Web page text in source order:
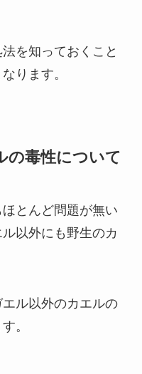
を知っておくこと
ります。
の毒性について
とんど問題が無い
以外にも野生のカ
ル以外のカエルの
。